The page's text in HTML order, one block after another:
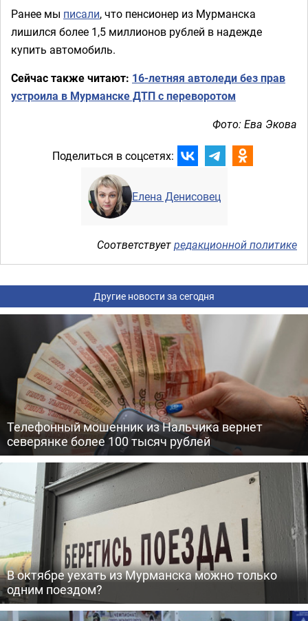
Ранее мы писали, что пенсионер из Мурманска
лишился более 1,5 миллионов рублей в надежде
купить автомобиль.
Сейчас также читают: 16-летняя автоледи без прав
устроила в Мурманске ДТП с переворотом
Фото: Ева Экова
Поделиться в соцсетях:
Елена Денисовец
Соответствуетредакционной политике
Другие новости за сегодня
Телефонный мошенник из Нальчика вернет
северянке более 100 тысяч рублей
В октябре уехать из Мурманска можно только
одним поездом?